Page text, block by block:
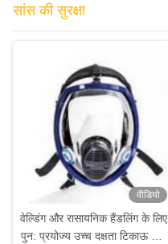
सांस की सुरक्षा
वीडियो
वेल्डिंग और रासायनिक हैंडलिंग के लिए
पुन: प्रयोज्य उच्च दक्षता टिकाऊ फुल